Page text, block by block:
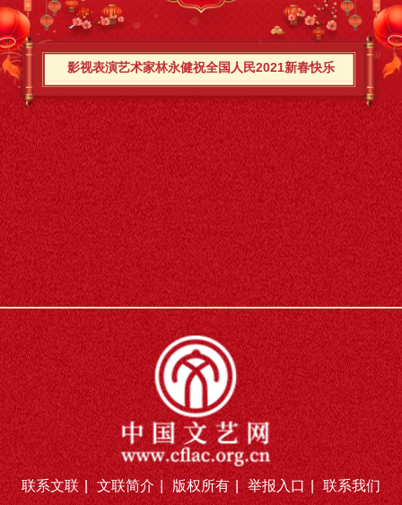
影视表演艺术家林永健祝全国人民2021新春快乐
联系文联 | 文联简介 | 版权所有 | 举报入口 | 联系我们